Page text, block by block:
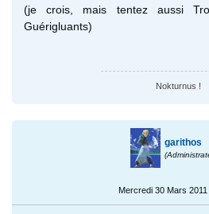
(je crois, mais tentez aussi
Guérigluants)
Nokturnus !
garithos
Mercredi 30 Mars 2011